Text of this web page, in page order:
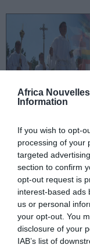
Africa
Information
If you wish to opt-
processing of your
targeted
section to confirm
opt-out request is
interest-based ads
us or personal
your opt-out. You
disclosure of your
IAB’s list of
du culte, au
d’appartenance;
b) garanties
l’évèmenent
motif du séjour